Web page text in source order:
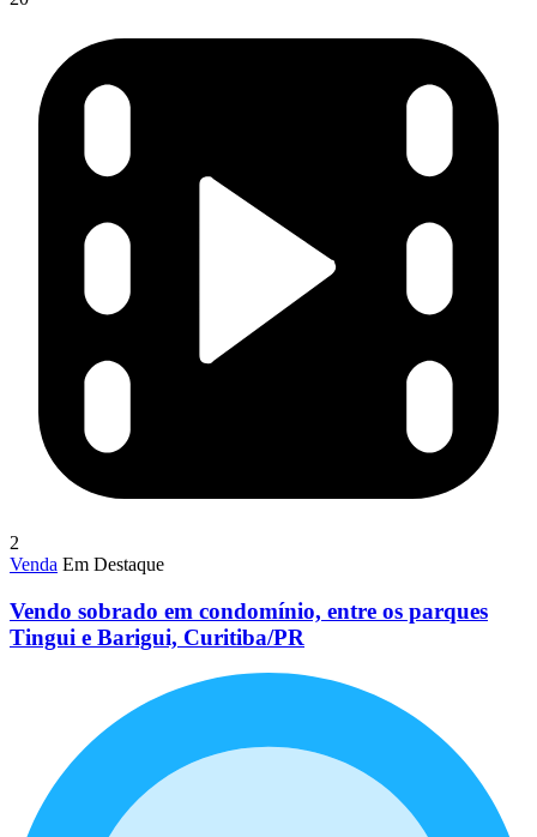
2
Venda Em Destaque
Vendo sobrado em condomínio, entre os parques
Tingui e Barigui, Curitiba/PR